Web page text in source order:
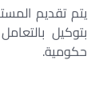
يتم تقديم
بتوكيل
حكومية.